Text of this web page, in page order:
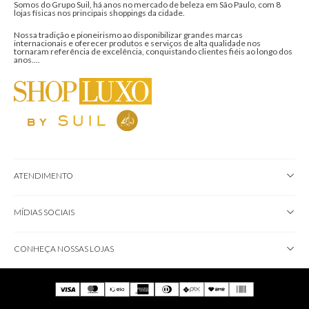
Somos do Grupo Suil, há anos no mercado de beleza em São Paulo, com 8
lojas físicas nos principais shoppings da cidade.
Nossa tradição e pioneirismo ao disponibilizar grandes marcas
internacionais e oferecer produtos e serviços de alta qualidade nos
tornaram referência de excelência, conquistando clientes fiéis ao longo dos
anos....
ATENDIMENTO
MÍDIAS SOCIAIS
CONHEÇA NOSSAS LOJAS